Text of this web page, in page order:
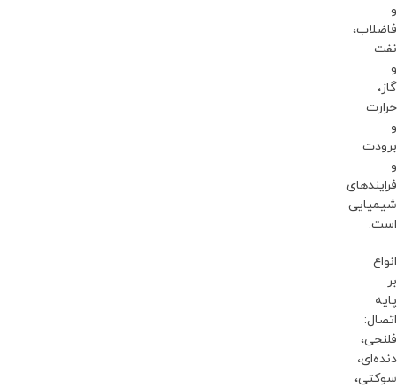
و
فاضلاب،
نفت
و
گاز،
حرارت
و
برودت
و
فرایندهای
شیمیایی
است.
انواع
بر
پایه
اتصال:
فلنجی،
دنده‌ای،
سوکتی،